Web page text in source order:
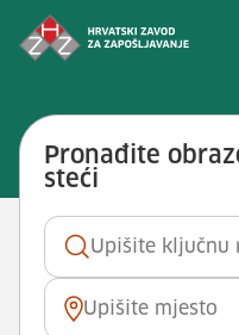
Vještina:
Pronađite
steći
Ključna riječ
Mjesto